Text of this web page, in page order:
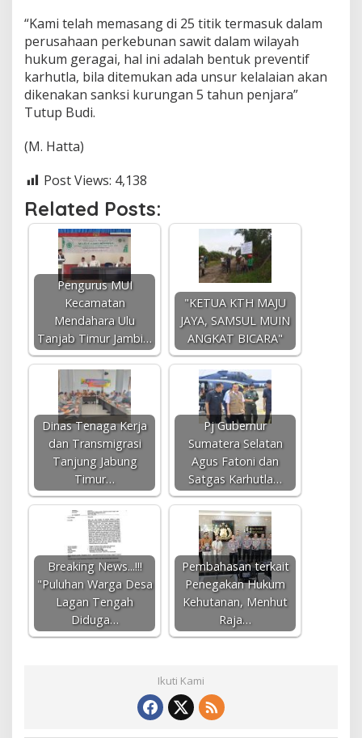
“Kami telah memasang di 25 titik termasuk dalam
perusahaan perkebunan sawit dalam wilayah
hukum geragai, hal ini adalah bentuk preventif
karhutla, bila ditemukan ada unsur kelalaian akan
dikenakan sanksi kurungan 5 tahun penjara”
Tutup Budi.
(M. Hatta)
Post Views: 4,138
Related Posts:
Pengurus MUI
Kecamatan
Mendahara Ulu
Tanjab Timur Jambi…
"KETUA KTH MAJU
JAYA, SAMSUL MUIN
ANGKAT BICARA"
Dinas Tenaga Kerja
dan Transmigrasi
Tanjung Jabung
Timur…
Pj Gubernur
Sumatera Selatan
Agus Fatoni dan
Satgas Karhutla…
Breaking News...!!!
"Puluhan Warga Desa
Lagan Tengah
Diduga…
Pembahasan terkait
Penegakan Hukum
Kehutanan, Menhut
Raja…
Ikuti Kami